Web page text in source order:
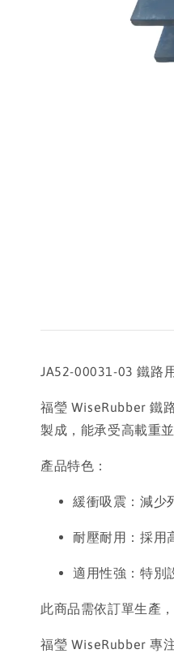
JA52-00031-03 鐵路
福瑩 WiseRubber 鐵
製成，能承受高載重
產品特色：
緩衝吸震：減少
耐壓耐用：採用
適用性強：特別
此商品需依訂單生產
福瑩 WiseRubber 專